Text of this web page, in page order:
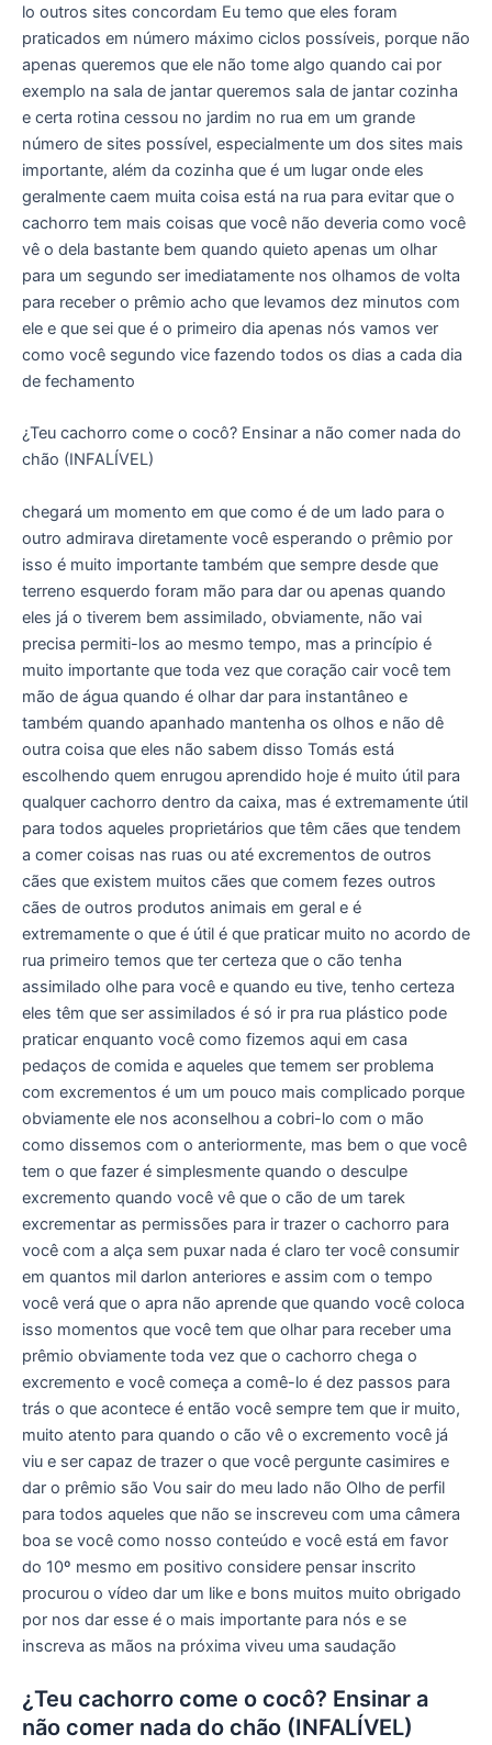
lo outros sites concordam Eu temo que eles foram
praticados em número máximo ciclos possíveis, porque não
apenas queremos que ele não tome algo quando cai por
exemplo na sala de jantar queremos sala de jantar cozinha
e certa rotina cessou no jardim no rua em um grande
número de sites possível, especialmente um dos sites mais
importante, além da cozinha que é um lugar onde eles
geralmente caem muita coisa está na rua para evitar que o
cachorro tem mais coisas que você não deveria como você
vê o dela bastante bem quando quieto apenas um olhar
para um segundo ser imediatamente nos olhamos de volta
para receber o prêmio acho que levamos dez minutos com
ele e que sei que é o primeiro dia apenas nós vamos ver
como você segundo vice fazendo todos os dias a cada dia
de fechamento
¿Teu cachorro come o cocô? Ensinar a não comer nada do
chão (INFALÍVEL)
chegará um momento em que como é de um lado para o
outro admirava diretamente você esperando o prêmio por
isso é muito importante também que sempre desde que
terreno esquerdo foram mão para dar ou apenas quando
eles já o tiverem bem assimilado, obviamente, não vai
precisa permiti-los ao mesmo tempo, mas a princípio é
muito importante que toda vez que coração cair você tem
mão de água quando é olhar dar para instantâneo e
também quando apanhado mantenha os olhos e não dê
outra coisa que eles não sabem disso Tomás está
escolhendo quem enrugou aprendido hoje é muito útil para
qualquer cachorro dentro da caixa, mas é extremamente útil
para todos aqueles proprietários que têm cães que tendem
a comer coisas nas ruas ou até excrementos de outros
cães que existem muitos cães que comem fezes outros
cães de outros produtos animais em geral e é
extremamente o que é útil é que praticar muito no acordo de
rua primeiro temos que ter certeza que o cão tenha
assimilado olhe para você e quando eu tive, tenho certeza
eles têm que ser assimilados é só ir pra rua plástico pode
praticar enquanto você como fizemos aqui em casa
pedaços de comida e aqueles que temem ser problema
com excrementos é um um pouco mais complicado porque
obviamente ele nos aconselhou a cobri-lo com o mão
como dissemos com o anteriormente, mas bem o que você
tem o que fazer é simplesmente quando o desculpe
excremento quando você vê que o cão de um tarek
excrementar as permissões para ir trazer o cachorro para
você com a alça sem puxar nada é claro ter você consumir
em quantos mil darlon anteriores e assim com o tempo
você verá que o apra não aprende que quando você coloca
isso momentos que você tem que olhar para receber uma
prêmio obviamente toda vez que o cachorro chega o
excremento e você começa a comê-lo é dez passos para
trás o que acontece é então você sempre tem que ir muito,
muito atento para quando o cão vê o excremento você já
viu e ser capaz de trazer o que você pergunte casimires e
dar o prêmio são Vou sair do meu lado não Olho de perfil
para todos aqueles que não se inscreveu com uma câmera
boa se você como nosso conteúdo e você está em favor
do 10º mesmo em positivo considere pensar inscrito
procurou o vídeo dar um like e bons muitos muito obrigado
por nos dar esse é o mais importante para nós e se
inscreva as mãos na próxima viveu uma saudação
¿Teu cachorro come o cocô? Ensinar a
não comer nada do chão (INFALÍVEL)